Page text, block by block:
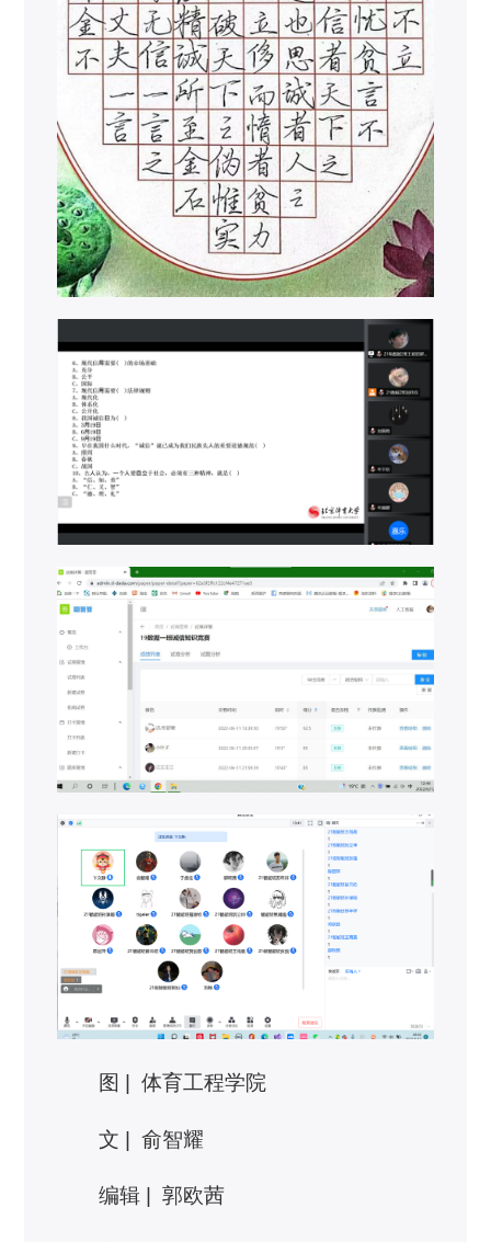
图 | 体育工程学院
文 | 俞智耀
编辑 | 郭欧茜